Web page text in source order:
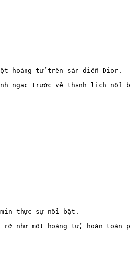
hoàng tử trên sàn diễn Dior.
ngạc trước vẻ thanh lịch nổi
thực sự nổi bật.
rỡ như một hoàng tử, hoàn toàn